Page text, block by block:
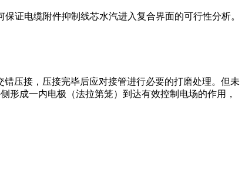
证电缆附件抑制线芯水汽进入复合界面的可行性分析。
压接，压接完毕后应对接管进行必要的打磨处理。但未
形成一内电极（法拉第笼）到达有效控制电场的作用，